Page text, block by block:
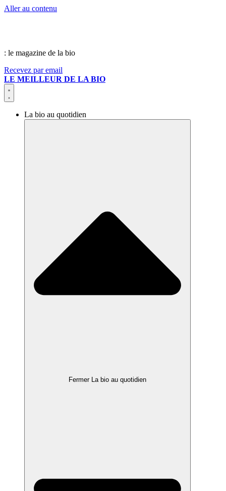
Aller au contenu
: le magazine de la bio
Recevez par email
LE MEILLEUR DE LA BIO
La bio au quotidien
Fermer La bio au quotidien